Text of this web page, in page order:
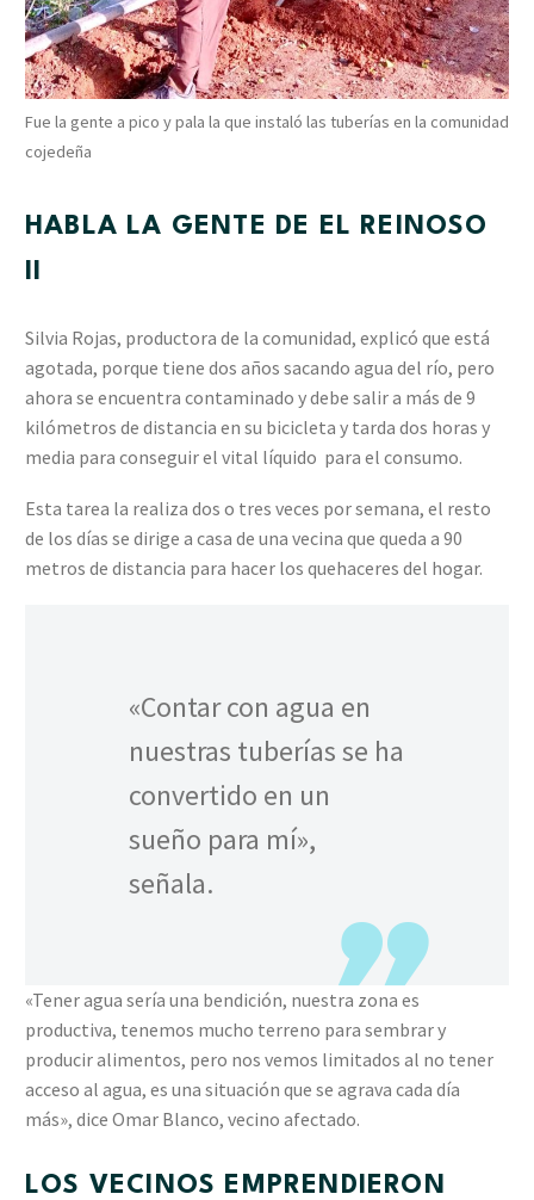
Fue la gente a pico y pala la que instaló las tuberías en la comunidad
cojedeña
HABLA LA GENTE DE EL REINOSO
II
Silvia Rojas, productora de la comunidad, explicó que está
agotada, porque tiene dos años sacando agua del río, pero
ahora se encuentra contaminado y debe salir a más de 9
kilómetros de distancia en su bicicleta y tarda dos horas y
media para conseguir el vital líquido para el consumo.
Esta tarea la realiza dos o tres veces por semana, el resto
de los días se dirige a casa de una vecina que queda a 90
metros de distancia para hacer los quehaceres del hogar.
«Contar con agua en
nuestras tuberías se ha
convertido en un
sueño para mí»,
señala.
«Tener agua sería una bendición, nuestra zona es
productiva, tenemos mucho terreno para sembrar y
producir alimentos, pero nos vemos limitados al no tener
acceso al agua, es una situación que se agrava cada día
más», dice Omar Blanco, vecino afectado.
LOS VECINOS EMPRENDIERON